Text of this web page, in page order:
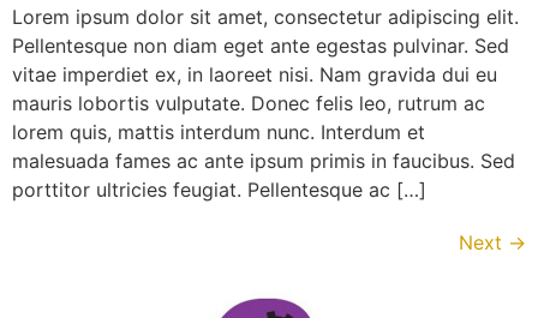
Lorem ipsum dolor sit amet, consectetur adipiscing elit.
Pellentesque non diam eget ante egestas pulvinar. Sed
vitae imperdiet ex, in laoreet nisi. Nam gravida dui eu
mauris lobortis vulputate. Donec felis leo, rutrum ac
lorem quis, mattis interdum nunc. Interdum et
malesuada fames ac ante ipsum primis in faucibus. Sed
porttitor ultricies feugiat. Pellentesque ac […]
Next →